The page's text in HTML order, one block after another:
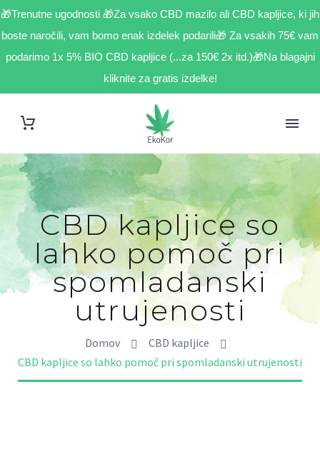
🎁Trenutne ugodnosti 🎁Za vsako CBD mazilo ali CBD kapljice, ki jih
boste naročili, vam bomo enak izdelek podarili🎁 Za vsakih 75€ vam
podarimo 1x 5% BIO CBD kapljice (...za 150€ 2x itd.)🎁Na blagajni
kliknite za gratis izdelke!
CBD kapljice so
lahko pomoč pri
spomladanski
utrujenosti
Domov
CBD kapljice
CBD kapljice so lahko pomoč pri spomladanski utrujenosti